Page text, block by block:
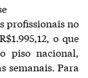
profissionais no
o que
piso nacional,
semanais. Para